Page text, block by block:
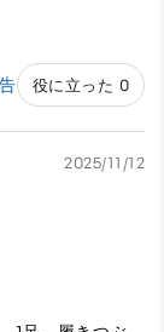
役に立った 0
2025/11/12